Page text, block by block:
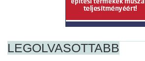
LEGOLVASOTTABB